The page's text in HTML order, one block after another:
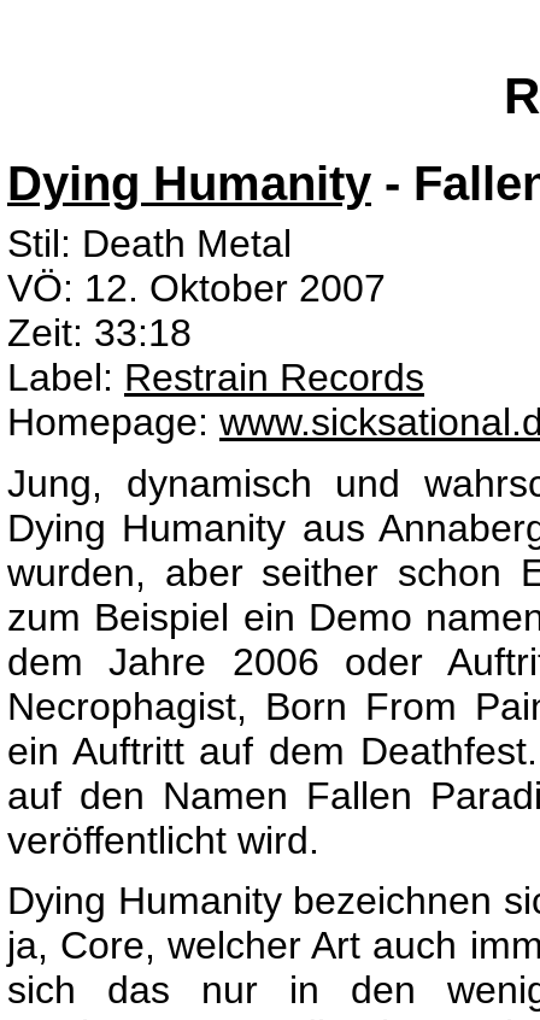
Dying Humanity -
Stil: Death Metal
VÖ: 12. Oktober 2007
Zeit: 33:18
Label: Restrain Records
Homepage:
Jung, dynamisch und
Dying Humanity aus
wurden, aber seither schon
zum Beispiel ein Demo
dem Jahre 2006 oder
Necrophagist, Born From
ein Auftritt auf dem
auf den Namen Fallen
veröffentlicht wird.
Dying Humanity bezeichnen
ja, Core, welcher Art auch
sich das nur in den